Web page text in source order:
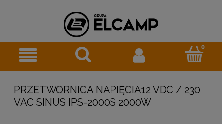
PRZETWORNICA NAPIĘCIA12 VDC / 230
VAC SINUS IPS-2000S 2000W